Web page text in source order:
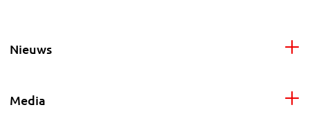
Nieuws
Media